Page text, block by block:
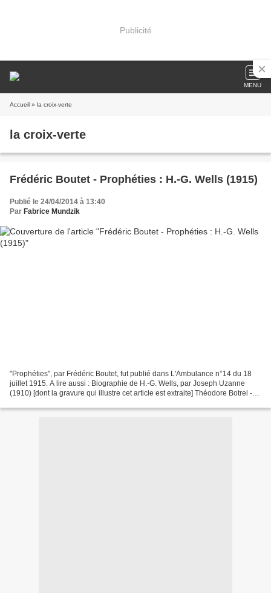
Publicité
MENU
Accueil » la croix-verte
la croix-verte
Frédéric Boutet - Prophéties : H.-G. Wells (1915)
Publié le 24/04/2014 à 13:40
Par Fabrice Mundzik
"Prophéties", par Frédéric Boutet, fut publié dans L'Ambulance n°14 du 18
juillet 1915. A lire aussi : Biographie de H.-G. Wells, par Joseph Uzanne
(1910) [dont la gravure qui illustre cet article est extraite] Théodore Botrel -